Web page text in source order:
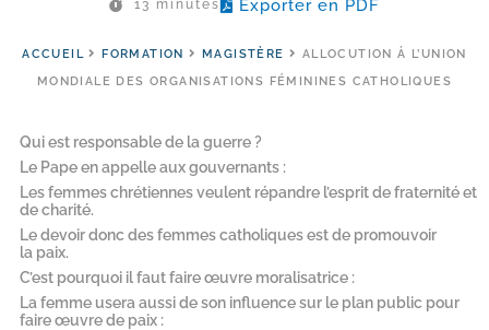
13 minutes Exporter en PDF
ACCUEIL FORMATION MAGISTÈRE
ALLOCUTION À L’UNION
MONDIALE DES ORGANISATIONS FÉMININES CATHOLIQUES
Qui est responsable de la guerre ?
Le Pape en appelle aux gouvernants :
Les femmes chrétiennes veulent répandre l’esprit de fraternité et
de charité.
Le devoir donc des femmes catholiques est de promouvoir
la paix.
C’est pourquoi il faut faire œuvre moralisatrice :
La femme usera aussi de son influence sur le plan public pour
faire œuvre de paix :